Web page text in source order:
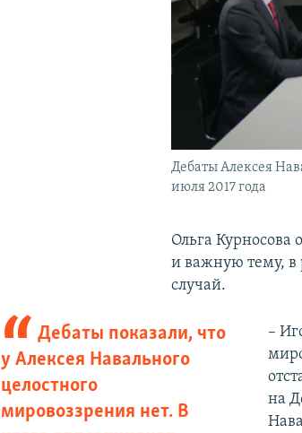
Дебаты Алексея
июля 2017 года
​Ольга Курносова
и важную тему, в
случай.
Дебаты показали, что
у Алексея Навального
целостного
мировоззрения нет. В
​–
на